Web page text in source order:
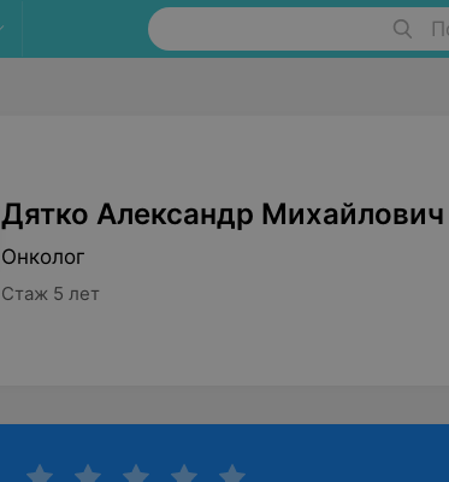
Дятко Александр Михайлович
Онколог
Стаж 5 лет